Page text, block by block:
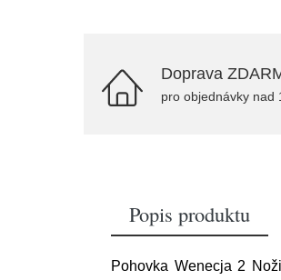
Doprava
pro objednávky nad
Popis produktu
Pohovka Wenecja 2